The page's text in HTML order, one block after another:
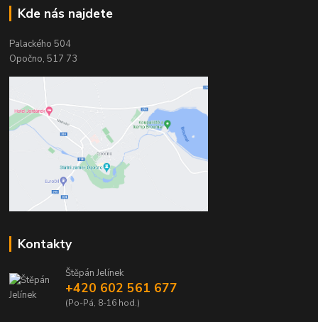
Kde nás najdete
Palackého 504
Opočno, 517 73
Kontakty
Štěpán Jelínek
+420 602 561 677
(Po-Pá, 8-16 hod.)